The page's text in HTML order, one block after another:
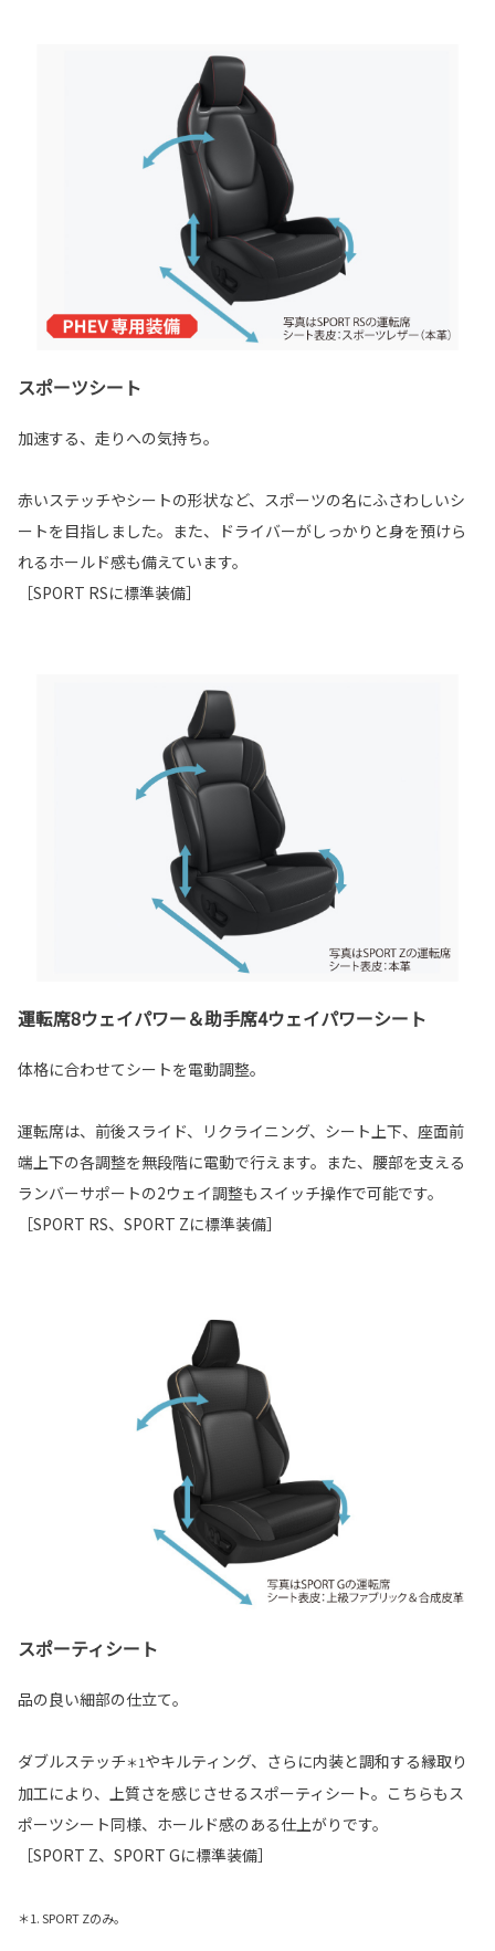
スポーツシート
加速する、走りへの気持ち。
赤いステッチやシートの形状など、スポーツの名にふさわしいシ
ートを目指しました。また、ドライバーがしっかりと身を預けら
れるホールド感も備えています。
［SPORT RSに標準装備］
運転席8ウェイパワー＆助手席4ウェイパワーシート
体格に合わせてシートを電動調整。
運転席は、前後スライド、リクライニング、シート上下、座面前
端上下の各調整を無段階に電動で行えます。また、腰部を支える
ランバーサポートの2ウェイ調整もスイッチ操作で可能です。
［SPORT RS、SPORT Zに標準装備］
スポーティシート
品の良い細部の仕立て。
ダブルステッチ＊1やキルティング、さらに内装と調和する縁取り
加工により、上質さを感じさせるスポーティシート。こちらもス
ポーツシート同様、ホールド感のある仕上がりです。
［SPORT Z、SPORT Gに標準装備］
＊1. SPORT Zのみ。